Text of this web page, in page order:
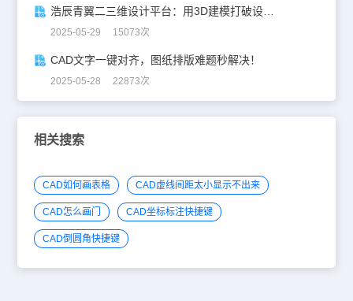
浩辰青翼二三维设计平台：用3D建模打破设计边界
2025-05-29 15073次
CAD文字一键对齐，图纸排版难题秒解决！
2025-05-28 22873次
相关搜索
CAD如何画表格 CAD虚线间距太小显示不出来
CAD怎么画门 CAD坐标标注快捷键
CAD倒圆角快捷键